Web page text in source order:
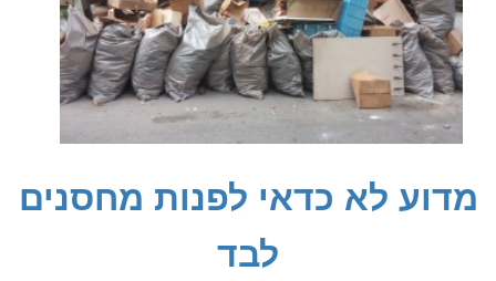
מדוע לא כדאי לפנות מחסנים
לבד